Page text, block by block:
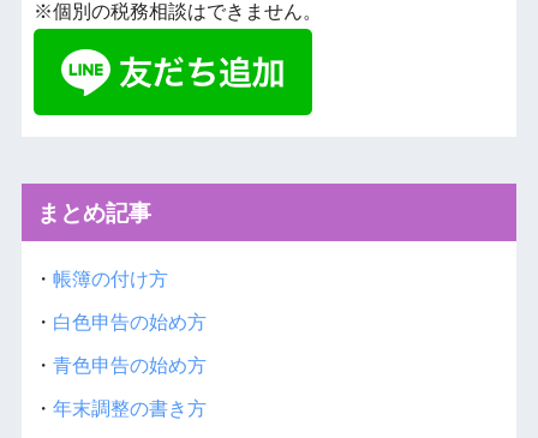
※個別の税務相談はできません。
まとめ記事
・ 帳簿の付け方
・ 白色申告の始め方
・ 青色申告の始め方
・ 年末調整の書き方